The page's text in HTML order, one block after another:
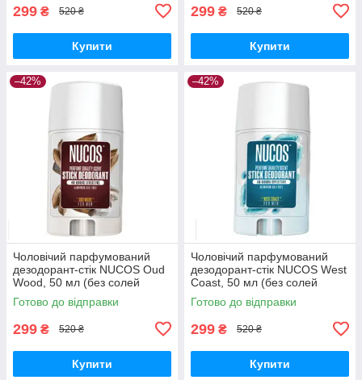
299 ₴ 520 ₴
Купити
299 ₴ 520 ₴
Купити
–42%
Чоловічий парфумований
дезодорант-стік NUCOS Oud
Wood, 50 мл (без солей
алюмінію)
Готово до відправки
299 ₴ 520 ₴
Купити
–42%
Чоловічий парфумований
дезодорант-стік NUCOS West
Coast, 50 мл (без солей
алюмінію)
Готово до відправки
299 ₴ 520 ₴
Купити